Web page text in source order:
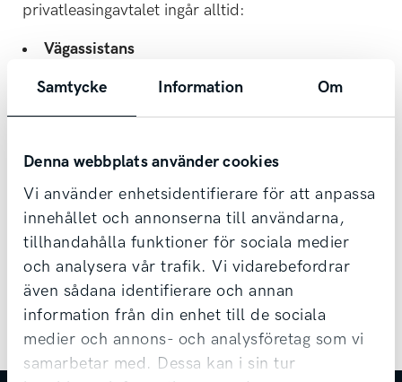
Samtycke Information Om
Denna webbplats använder cookies
Vi använder enhetsidentifierare för att anpassa
innehållet och annonserna till användarna,
tillhandahålla funktioner för sociala medier
och analysera vår trafik. Vi vidarebefordrar
även sådana identifierare och annan
information från din enhet till de sociala
medier och annons- och analysföretag som vi
samarbetar med. Dessa kan i sin tur
privatleasingavtalet ingår alltid:
Vägassistans
7 års nybilsgaranti från fabrik
bäst – oavsett om du vill leasa eller köpa.
Kontakta oss
Se alla våra modeller för privatleasing
Läs mer om billån